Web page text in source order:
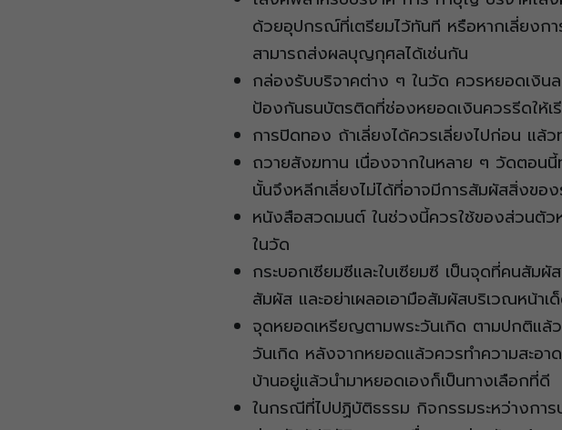
ด้วยอุปกรณ์ที่เตรียมไว้ทันที หรือหากเลี่ยงก
สามารถส่งผลบุญกุศลได้เช่นกัน
กล่องรับบริจาคต่าง ๆ ในวัด ควรหยอดเงิ
ป้องกันธนบัตรติดที่ช่องหยอดเงินควรรีดให้
การปิดทอง ถ้าเลี่ยงได้ควรเลี่ยงไปก่อน แล้
ถวายสังฆทาน เนื่องจากในหลาย ๆ วัดตอน
นั้นจึงหลีกเลี่ยงไม่ได้ที่อาจมีการสัมผัสสิ่งขอ
หนังสือสวดมนต์ ในช่วงนี้ควรใช้ของส่วนตั
ในวัด
กระบอกเซียมซีและใบเซียมซี เป็นจุดที่คนสัม
สัมผัส และอย่าเผลอเอามือสัมผัสบริเวณหน้าเ
จุดหยอดเหรียญตามพระวันเกิด ตามปกติแล้ว
วันเกิด หลังจากหยอดแล้วควรทำความสะอ
บ้านอยู่แล้วนำมาหยอดเองก็เป็นทางเลือกที่ดี
ในกรณีที่ไปปฏิบัติธรรม กิจกรรมระหว่างการ